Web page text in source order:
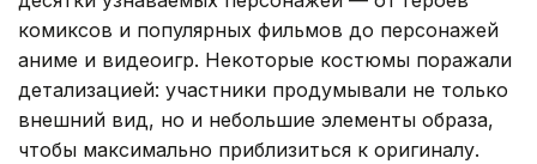
комиксов и популярных фильмов до персонажей
аниме и видеоигр. Некоторые костюмы поражали
детализацией: участники продумывали не только
внешний вид, но и небольшие элементы образа,
чтобы максимально приблизиться к оригиналу.